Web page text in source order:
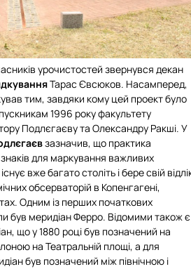
урочистостей звернувся декан
Тарас Євсюков. Насамперед,
тим, завдяки кому цей проект було
1996 року факультету
Подлєгаєву та Олександру Ракші. У
зазначив, що практика
для маркування важливих
вже багато століть і бере свій
обсерваторій в Копенгагені,
Одним із перших початкових
був меридіан Ферро. Відомими також є
що у 1880 році був позначений на
на Театральній площі, а для
був позначений між північною і